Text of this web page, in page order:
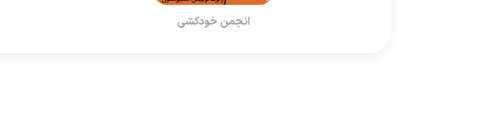
انجمن خودکشی